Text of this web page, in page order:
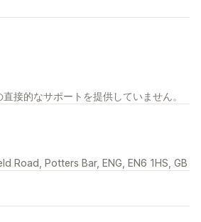
接的なサポートを提供していません。
Road, Potters Bar, ENG, EN6 1HS, GB